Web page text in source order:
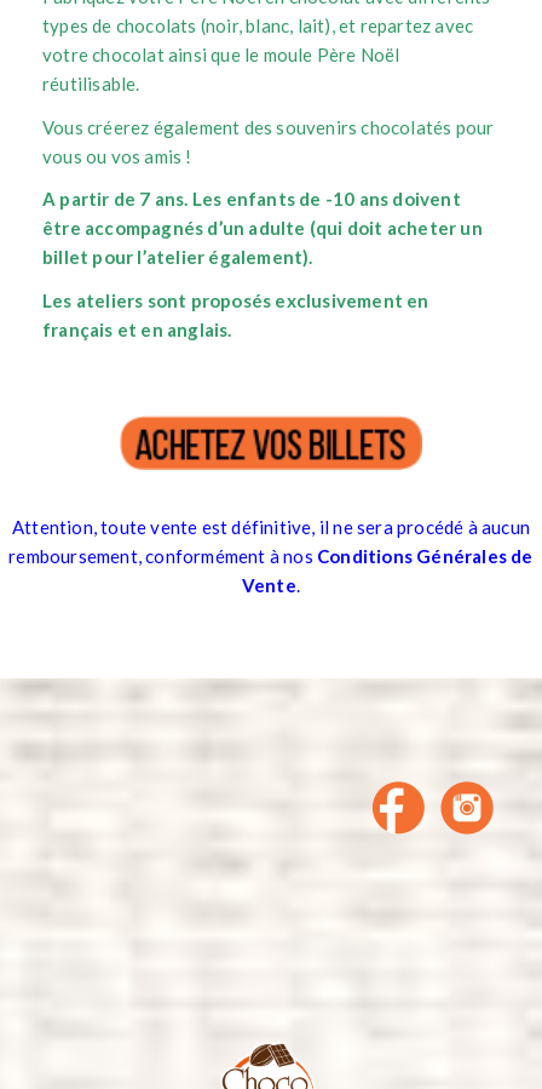
types de chocolats (noir, blanc, lait), et repartez avec
votre chocolat ainsi que le moule Père Noël
réutilisable.
Vous créerez également des souvenirs chocolatés pour
vous ou vos amis !
A partir de 7 ans. Les enfants de -10 ans doivent
être accompagnés d’un adulte (qui doit acheter un
billet pour l’atelier également).
Les ateliers sont proposés exclusivement en
français et en anglais.
Attention, toute vente est définitive, il ne sera procédé à aucun
remboursement, conformément à nos Conditions Générales de
Vente.